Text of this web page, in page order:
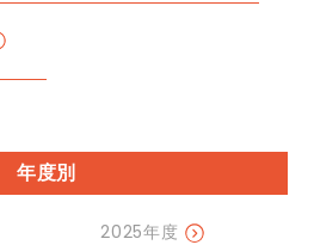
年度別
2025年度